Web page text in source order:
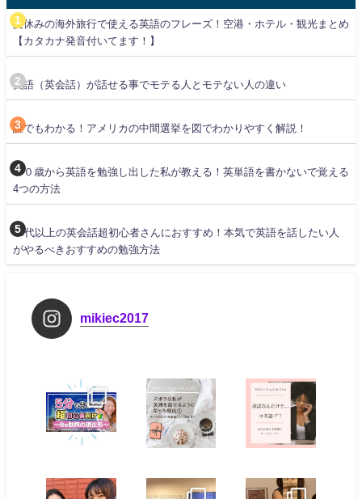
夏休みの海外旅行で使える英語のフレーズ！空港・ホテル・観光まとめ
【カタカナ発音付いてます！】
英語（英会話）が話せる事でモテる人とモテない人の違い
誰でもわかる！アメリカの中間選挙を図でわかりやすく解説！
３０歳から英語を勉強し出した私が教える！英単語を書かないで覚える
4つの方法
30代以上の英会話超初心者さんにおすすめ！本気で英語を話したい人
がやるべきおすすめの勉強方法
mikiec2017